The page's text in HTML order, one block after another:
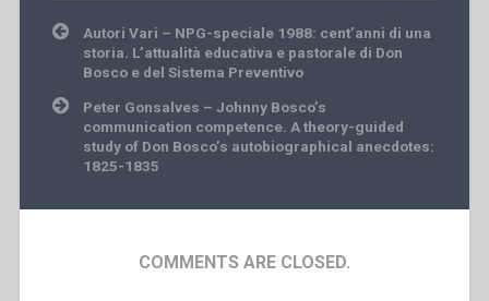
Post
navigation
Autori Vari – NPG-speciale 1988: cent’anni di una
storia. L’attualità educativa e pastorale di Don
Bosco e del Sistema Preventivo
Peter Gonsalves – Johnny Bosco’s
communication competence. A theory-guided
study of Don Bosco’s autobiographical anecdotes:
1825-1835
COMMENTS ARE CLOSED.